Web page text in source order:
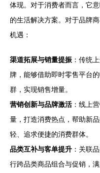
体现。对于消费者而言，它
的生活解决方案。对于品牌
机遇：
渠道拓展与销量提振 ：传统
牌，能够借助即时零售平台
群，实现销售增量。
营销创新与品牌激活 ：线上
量，打造消费热点，帮助新
轻、追求便捷的消费群体。
品类互补与客单提升 ：关联
行跨品类商品组合与促销，